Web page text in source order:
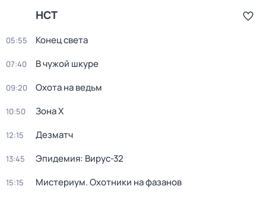
НСТ
05:55 Конец света
07:40 В чужой шкуре
09:20 Охота на ведьм
10:50 Зона Х
12:15 Дезматч
13:45 Эпидемия: Вирус-32
15:15 Мистериум. Охотники на фазанов